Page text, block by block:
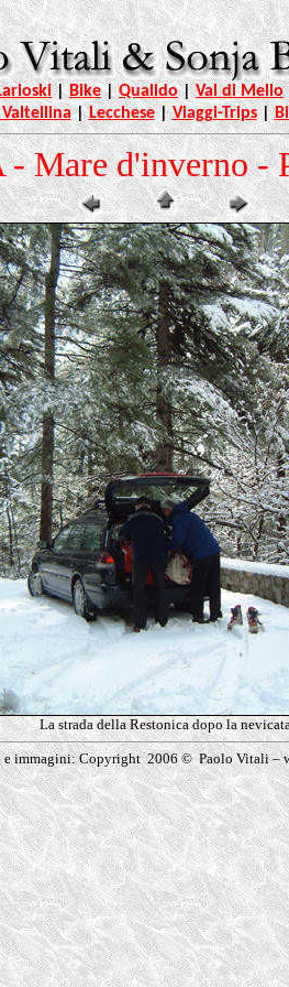
|Bike| Qualido|Val di Mello
|Lecchese|Viaggi-Trips|
- Mare d'inverno -
La strada della Restonica dopo la
e immagini: Copyright 2006 © Paolo Vitali –